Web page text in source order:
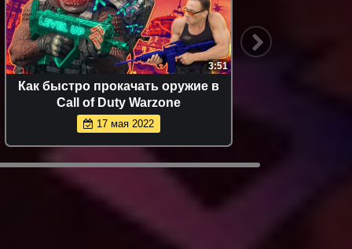
3:51
Как быстро прокачать оружие в
Call of Duty Warzone
17 мая 2022